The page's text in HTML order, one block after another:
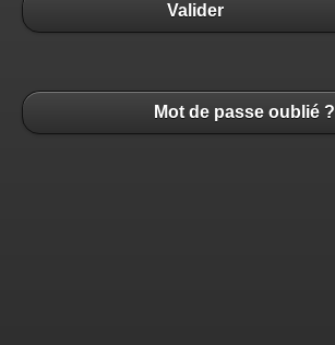
Valider
Mot de passe oublié ?